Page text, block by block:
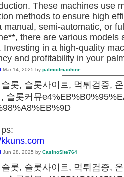
These machines use
methods to ensure high
manual, semi-automatic, or
there are various models
Investing in a high-quality
and profitability in your
Mar 14, 2025 by palmoilmachine
롯, 슬롯사이트, 먹튀검증,
슬롯커뮤
ps:
Jun 28, 2025 by CasinoSite764
롯, 슬롯사이트, 먹튀검증,